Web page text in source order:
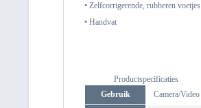
• Zelfcorrigerende, rubberen voetjes
• Handvat
Productspecificaties
Gebruik
Camera/Video